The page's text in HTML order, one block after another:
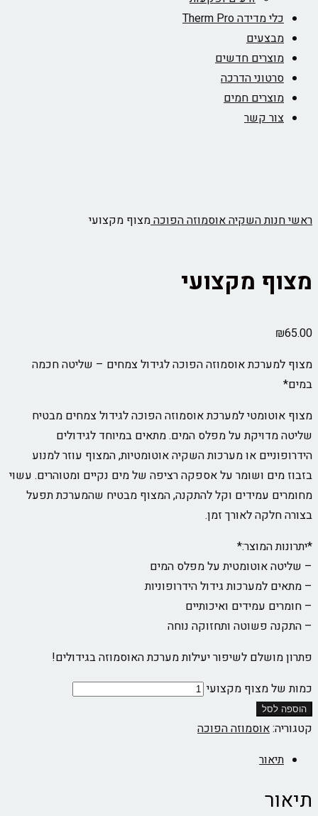
כלי מדידה Therm Pro
מבצעים
מוצרים חדשים
סרטוני הדרכה
מוצרים חמים
צור קשר
ראשיחנותהשקיהאוסמוזה הפוכהמצוף מקצועי
מצוף מקצועי
₪65.00
מצוף למערכת אוסמוזה הפוכה לגידול צמחים – שליטה חכמה
במים*
מצוף אוטומטי למערכת אוסמוזה הפוכה לגידול צמחים מבטיח
שליטה מדויקת על מפלס המים. מתאים במיוחד לגידולים
הידרופוניים או מערכות השקיה אוטומטיות, המצוף עוזר למנוע
בזבוז מים ושומר על אספקה רציפה של מים נקיים ומטוהרים. עשוי
מחומרים עמידים וקל להתקנה, המצוף מבטיח שהמערכת תפעל
בצורה חלקה לאורך זמן.
*יתרונות המוצר:*
– שליטה אוטומטית על מפלס המים
– מתאים למערכות גידול הידרופוניות
– חומרים עמידים ואיכותיים
– התקנה פשוטה ותחזוקה נוחה
פתרון מושלם לשיפור יעילות מערכת האוסמוזה בגידולים!
כמות של מצוף מקצועי
הוספה לסל
קטגוריה:אוסמוזה הפוכה
תיאור
תיאור